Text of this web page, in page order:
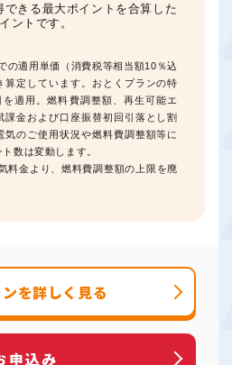
できる最大ポイントを合算した
ントです。
の適用単価（消費税等相当額10％込
算定しています。おとくプランの特
適用。燃料費調整額、再生可能エ
課金および口座振替初回引落とし割
気のご使用状況や燃料費調整額等に
数は変動します。
料金より、燃料費調整額の上限を廃
を詳しく見る
申込み